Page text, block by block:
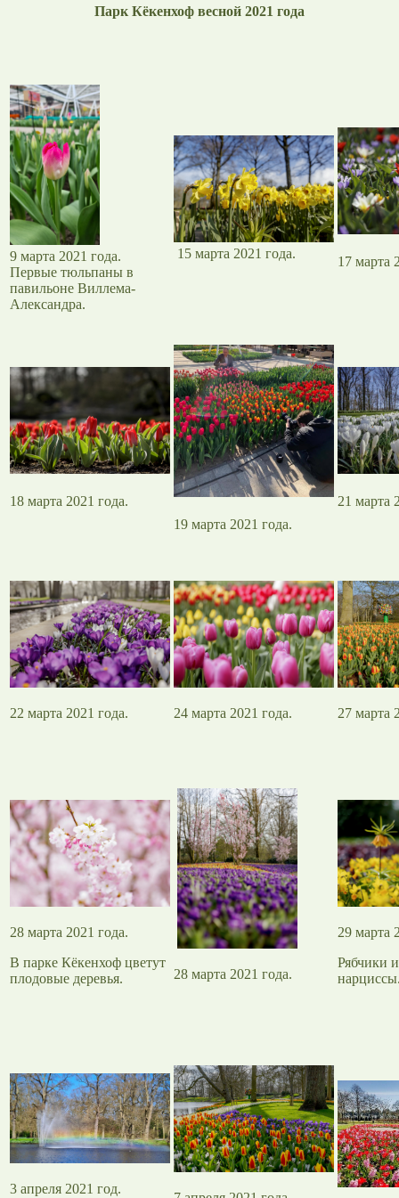
Парк Кёкенхоф весной 2021 года
9 марта 2021 года.
Первые тюльпаны в
павильоне Виллема-
Александра.
15 марта 2021 года.
17 марта
18 марта 2021 года.
19 марта 2021 года.
21 марта
22 марта 2021 года. 24 марта 2021 года. 27 марта
28 марта 2021 года.
В парке Кёкенхоф цветут
плодовые деревья.
28 марта 2021 года.
29 марта
Рябчики
3 апреля 2021 год.